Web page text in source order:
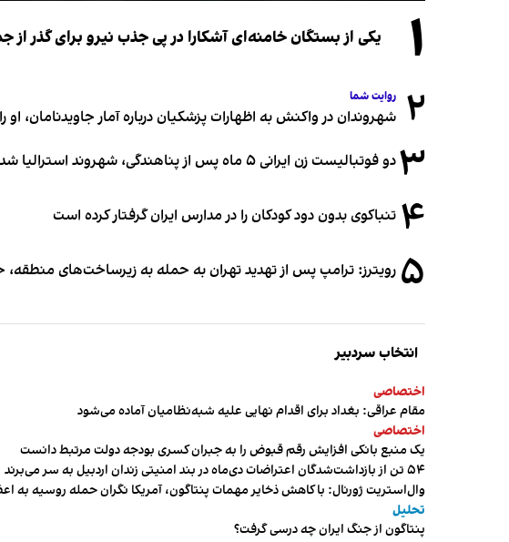
۱ یکی از بستگان خامنه‌ای آشکارا در پی جذب نیرو برای گذر
۲ روایت شما
شهروندان در واکنش به اظهارات پزشکیان درباره آمار جاویدنامان، او
۳دو فوتبالیست زن ایرانی ۵ ماه پس از پناهندگی، شهروند استرالیا شدند
۴ تنباکوی بدون دود کودکان را در مدارس ایران گرفتار کرده است
۵ رویترز: ترامپ پس از تهدید تهران به حمله به زیرساخت‌های
انتخاب سردبیر
اختصاصی
مقام عراقی: بغداد برای اقدام نهایی علیه شبه‌نظامیان آماده می‌شود
اختصاصی
یک منبع بانکی افزایش رقم قبوض را به جبران کسری بودجه دولت مرتبط دانست
۵۴ تن از بازداشت‌شدگان اعتراضات دی‌ماه در بند امنیتی زندان اردبیل به سر می‌برند
وال‌استریت ژورنال: با کاهش ذخایر مهمات پنتاگون، آمریکا نگران حمله روسیه به
تحلیل
پنتاگون از جنگ ایران چه درسی گرفت؟